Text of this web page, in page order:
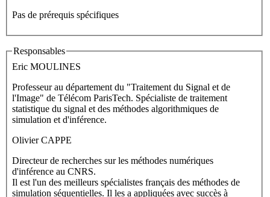
Pas de prérequis spécifiques
Responsables
Eric MOULINES
Professeur au département du "Traitement du Signal et de
l'Image" de Télécom ParisTech. Spécialiste de traitement
statistique du signal et des méthodes algorithmiques de
simulation et d'inférence.
Olivier CAPPE
Directeur de recherches sur les méthodes numériques
d'inférence au CNRS.
Il est l'un des meilleurs spécialistes français des méthodes de
simulation séquentielles. Il les a appliquées avec succès à